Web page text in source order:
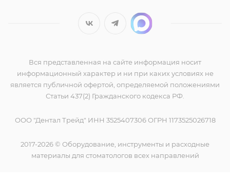
Вся представленная на сайте информация носит
информационный характер и ни при каких условиях не
является публичной офертой, определяемой положениями
Статьи 437(2) Гражданского кодекса РФ.
ООО "Дентал Трейд" ИНН 3525407306 ОГРН 1173525026718
2017-2026 © Оборудование, инструменты и расходные
материалы для стоматологов всех направлений